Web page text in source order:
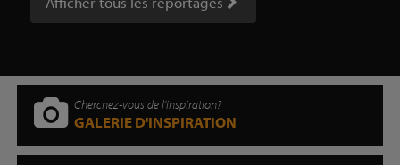
Cherchez-vous de l'inspiration?
GALERIE D'INSPIRATION